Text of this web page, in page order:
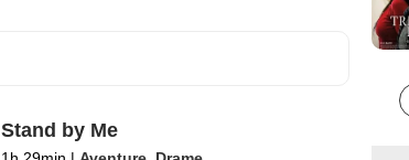
Stand by Me